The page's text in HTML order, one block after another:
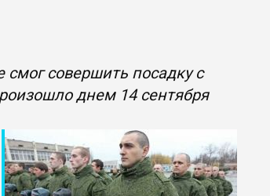
совершить посадку с
днем 14 сентября